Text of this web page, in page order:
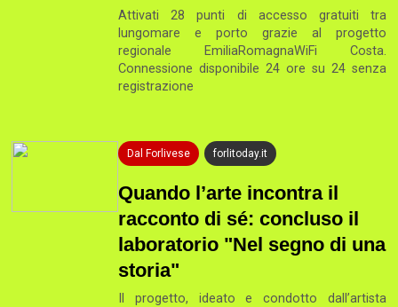
Attivati 28 punti di accesso gratuiti tra
lungomare e porto grazie al progetto
regionale EmiliaRomagnaWiFi Costa.
Connessione disponibile 24 ore su 24 senza
registrazione
Dal Forlivese forlitoday.it
Quando l’arte incontra il
racconto di sé: concluso il
laboratorio "Nel segno di una
storia"
Il progetto, ideato e condotto dall’artista